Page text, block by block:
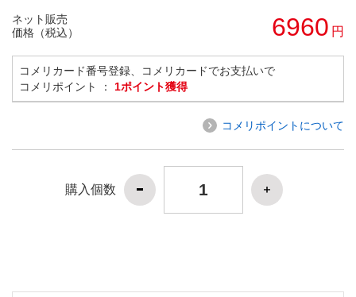
ネット販売
価格（税込）
6960 円
コメリカード番号登録、コメリカードでお支払いで
コメリポイント ： 1ポイント獲得
コメリポイントについて
購入個数